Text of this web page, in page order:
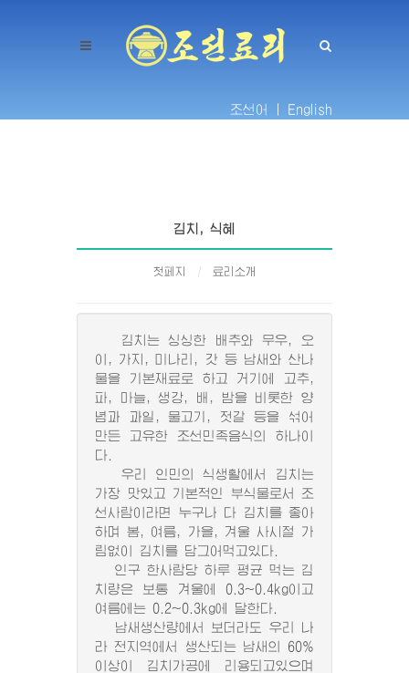
조선어 | English
김치, 식혜
첫페지 료리소개
김치는 싱싱한 배추와 무우, 오
이, 가지, 미나리, 갓 등 남새와 산나
물을 기본재료로 하고 거기에 고추,
파, 마늘, 생강, 배, 밤을 비롯한 양
념과 과일, 물고기, 젓갈 등을 섞어
만든 고유한 조선민족음식의 하나이
다.
우리 인민의 식생활에서 김치는
가장 맛있고 기본적인 부식물로서 조
선사람이라면 누구나 다 김치를 좋아
하며 봄, 여름, 가을, 겨울 사시절 가
림없이 김치를 담그어먹고있다.
인구 한사람당 하루 평균 먹는 김
치량은 보통 겨울에 0.3~0.4kg이고
여름에는 0.2~0.3kg에 달한다.
남새생산량에서 보더라도 우리 나
라 전지역에서 생산되는 남새의 60%
이상이 김치가공에 리용되고있으며